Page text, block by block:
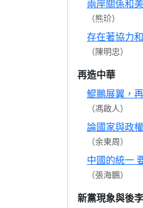
兩岸關係和
（熊玠）
存在著協力
（陳明忠）
再造中華
鯤鵬展翼，
（馮啟人）
論國家與政
（余東周）
中國的統一
（張海鵬）
新黨現象與後